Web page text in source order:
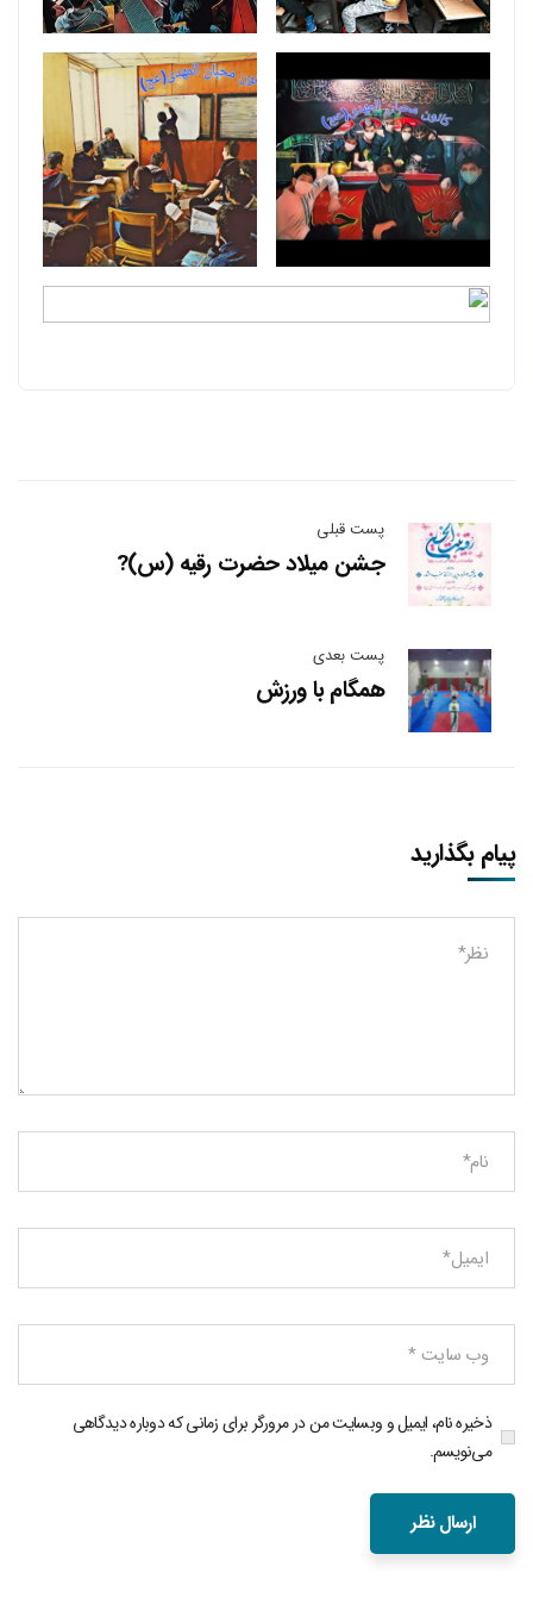
پست قبلی
جشن میلاد حضرت رقیه (س)?
پست بعدی
همگام با ورزش
پیام بگذارید
ذخیره نام، ایمیل و وبسایت من در مرورگر برای زمانی که دوباره دیدگاهی
می‌نویسم.